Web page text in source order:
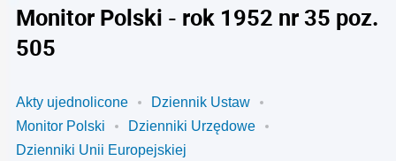
Monitor Polski - rok 1952 nr 35 poz.
505
Akty ujednolicone
Dziennik Ustaw
Monitor Polski
Dzienniki Urzędowe
Dzienniki Unii Europejskiej